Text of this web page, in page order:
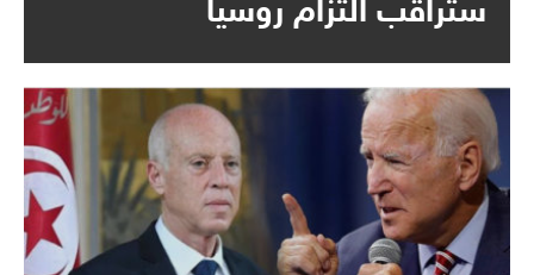
ستراقب التزام روسيا